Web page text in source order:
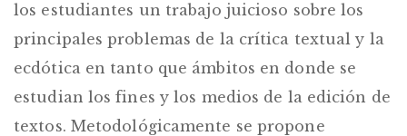
los estudiantes un trabajo juicioso sobre los
principales problemas de la crítica textual y la
ecdótica en tanto que ámbitos en donde se
estudian los fines y los medios de la edición de
textos. Metodológicamente se propone